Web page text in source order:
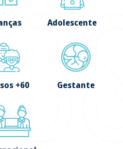
Adolescente
+60 Gestante